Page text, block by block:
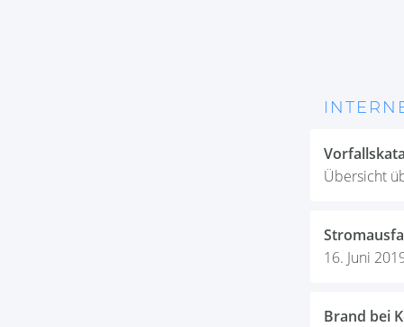
Übersicht
16. Juni
Brand bei